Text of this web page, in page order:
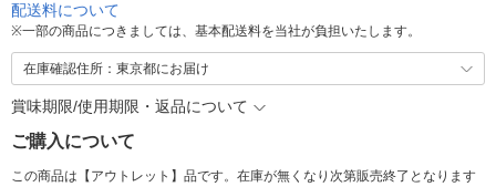
配送料について
※一部の商品につきましては、基本配送料を当社が負担いたします。
在庫確認住所：東京都にお届け
賞味期限/使用期限・返品について
ご購入について
この商品は【アウトレット】品です。在庫が無くなり次第販売終了となります